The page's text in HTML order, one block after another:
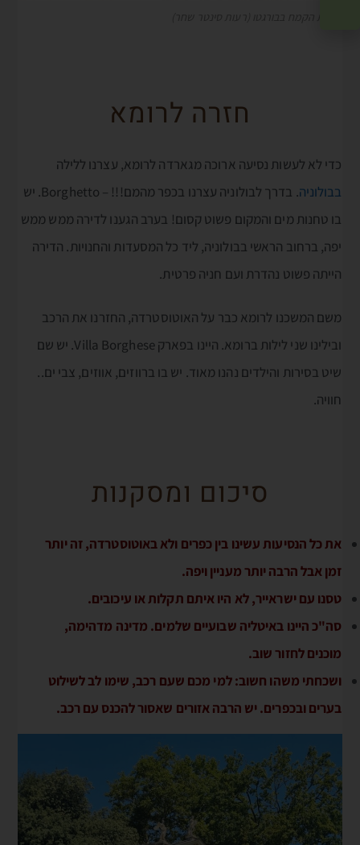
חזרה לרומא
כדי לא לעשות נסיעה ארוכה מגארדה לרומא, עצרנו ללילה
בבולוניה
. בדרך לבולוניה עצרנו בכפר מהמם!!! – Borghetto. יש
בו טחנות מים והמקום פשוט קסום! בערב הגענו לדירה ממש ממש
יפה, ברחוב הראשי בבולוניה, ליד כל המסעדות והחנויות. הדירה
הייתה פשוט נהדרת ועם חניה פרטית.
משם המשכנו לרומא כבר על האוטוסטרדה, החזרנו את הרכב
ובילינו שני לילות ברומא. היינו בפארק Villa Borghese. יש שם
שיט בסירות והילדים נהנו מאוד. יש בו ברווזים, אווזים, צבי ים..
חוויה.
סיכום ומסקנות
את כל הנסיעות עשינו בין כפרים ולא באוטוסטרדה, זה יותר
זמן אבל הרבה יותר מעניין ויפה.
טסנו עם ישראייר, לא היו איתם תקלות או עיכובים.
סה"כ היינו באיטליה שבועיים שלמים. מדינה מדהימה,
מוכנים לחזור שוב.
ושכחתי משהו חשוב: למי מכם שעם רכב, שימו לב לשילוט
בערים ובכפרים. יש הרבה אזורים שאסור להכנס עם רכב.